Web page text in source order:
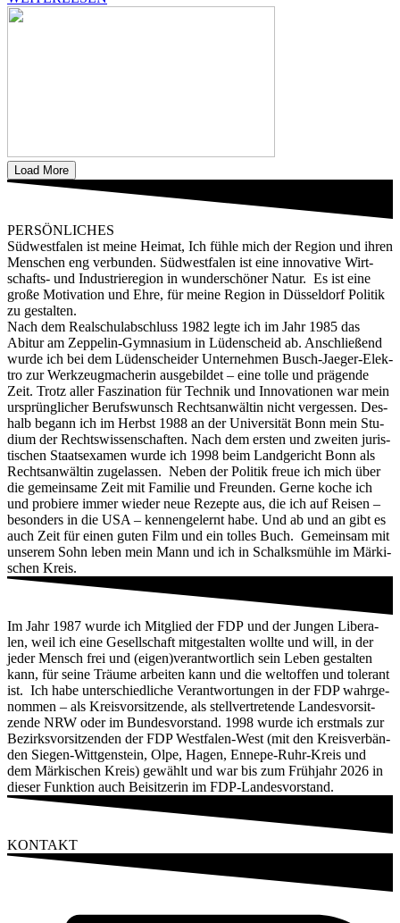
Load More
PERSÖNLICHES
Süd­west­fa­len ist mei­ne Hei­mat, Ich füh­le mich der Regi­on und ihren
Men­schen eng ver­bun­den. Süd­west­fa­len ist eine inno­va­ti­ve Wirt­
schafts- und Indus­trie­re­gi­on in wun­der­schö­ner Natur. Es ist eine
gro­ße Moti­va­ti­on und Ehre, für mei­ne Regi­on in Düs­sel­dorf Poli­tik
zu gestalten.
Nach dem Real­schul­ab­schluss 1982 leg­te ich im Jahr 1985 das
Abitur am Zep­pe­lin-Gym­na­si­um in Lüden­scheid ab. Anschlie­ßend
wur­de ich bei dem Lüden­schei­der Unter­neh­men Busch-Jae­ger-Elek­
tro zur Werk­zeug­ma­che­rin aus­ge­bil­det – eine tol­le und prä­gen­de
Zeit. Trotz aller Fas­zi­na­ti­on für Tech­nik und Inno­va­tio­nen war mein
ursprüng­li­cher Berufs­wunsch Rechts­an­wäl­tin nicht ver­ges­sen. Des­
halb begann ich im Herbst 1988 an der Uni­ver­si­tät Bonn mein Stu­
di­um der Rechts­wis­sen­schaf­ten. Nach dem ers­ten und zwei­ten juris­
ti­schen Staats­examen wur­de ich 1998 beim Land­ge­richt Bonn als
Rechts­an­wäl­tin zuge­las­sen. Neben der Poli­tik freue ich mich über
die gemein­sa­me Zeit mit Fami­lie und Freun­den. Ger­ne koche ich
und pro­bie­re immer wie­der neue Rezep­te aus, die ich auf Rei­sen –
beson­ders in die USA – ken­nen­ge­lernt habe. Und ab und an gibt es
auch Zeit für einen guten Film und ein tol­les Buch. Gemein­sam mit
unse­rem Sohn leben mein Mann und ich in Schalks­müh­le im Mär­ki­
schen Kreis.
Im Jahr 1987 wur­de ich Mit­glied der FDP und der Jun­gen Libe­ra­
len, weil ich eine Gesell­schaft mit­ge­stal­ten woll­te und will, in der
jeder Mensch frei und (eigen)verantwortlich sein Leben gestal­ten
kann, für sei­ne Träu­me arbei­ten kann und die welt­of­fen und tole­rant
ist. Ich habe unter­schied­li­che Ver­ant­wor­tun­gen in der FDP wahr­ge­
nom­men – als Kreis­vor­sit­zen­de, als stell­ver­tre­ten­de Lan­des­vor­sit­
zen­de NRW oder im Bun­des­vor­stand. 1998 wur­de ich erst­mals zur
Bezirks­vor­sit­zen­den der FDP West­fa­len-West (mit den Kreis­ver­bän­
den Sie­gen-Witt­gen­stein, Olpe, Hagen, Enne­pe-Ruhr-Kreis und
dem Mär­ki­schen Kreis) gewählt und war bis zum Früh­jahr 2026 in
die­ser Funk­ti­on auch Bei­sit­ze­rin im FDP-Landesvorstand.
KONTAKT